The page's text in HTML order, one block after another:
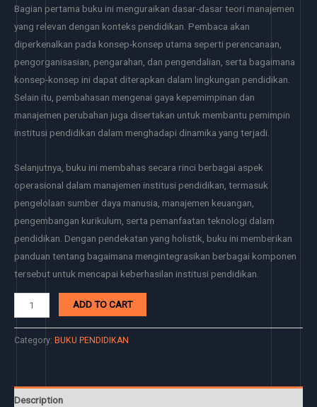
Bagian pertama buku ini menguraikan dasar-dasar teori manajemen
yang relevan dengan konteks pendidikan. Pembaca akan
diperkenalkan pada konsep-konsep utama seperti perencanaan,
pengorganisasian, pengarahan, dan pengendalian, serta bagaimana
konsep-konsep ini dapat diterapkan dalam lingkungan pendidikan.
Selain itu, pembahasan mengenai gaya kepemimpinan dan
manajemen perubahan juga disertakan untuk membantu pemimpin
institusi pendidikan dalam menghadapi dinamika yang terjadi.
Selanjutnya, buku ini membahas secara rinci berbagai aspek
operasional dalam manajemen institusi pendidikan, termasuk
pengelolaan sumber daya manusia, manajemen keuangan,
pengembangan kurikulum, serta pemanfaatan teknologi dalam
pendidikan. Dengan pendekatan yang holistik, buku ini memberikan
panduan tentang bagaimana mengintegrasikan berbagai komponen
tersebut untuk mencapai keberhasilan institusi pendidikan.
ADD TO CART
Category: BUKU PENDIDIKAN
Description